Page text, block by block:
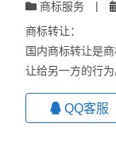
商标服务 |
商标转让：
国内商标转让是
让给另一方的行为
QQ客服